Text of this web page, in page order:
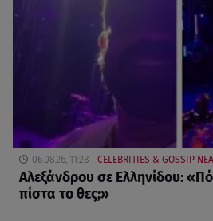
06.08.26, 11:28 CELEBRITIES & GOSSIP ΝΕΑ
Αλεξάνδρου σε Ελληνίδου:
πίστα το θες;»